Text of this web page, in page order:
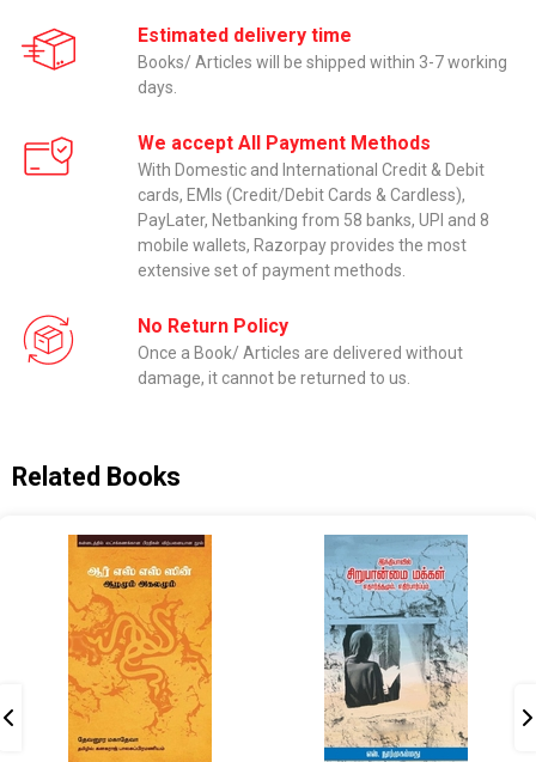
Estimated delivery time
Books/ Articles will be shipped within 3-7 working
days.
We accept All Payment Methods
With Domestic and International Credit & Debit
cards, EMIs (Credit/Debit Cards & Cardless),
PayLater, Netbanking from 58 banks, UPI and 8
mobile wallets, Razorpay provides the most
extensive set of payment methods.
No Return Policy
Once a Book/ Articles are delivered without
damage, it cannot be returned to us.
Related Books